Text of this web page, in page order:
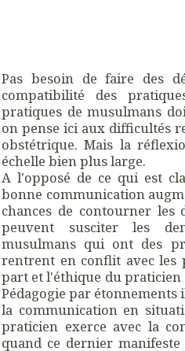
Pas besoin de faire des
compatibilité des
pratiques de musulmans
on pense ici aux difficultés
obstétrique. Mais la
échelle bien plus large.
A l'opposé de ce qui est
bonne communication
chances de contourner les
peuvent susciter les
musulmans qui ont des
rentrent en conflit avec les
part et l'éthique du
Pédagogie par étonnements
la communication en
praticien exerce avec la
quand ce dernier